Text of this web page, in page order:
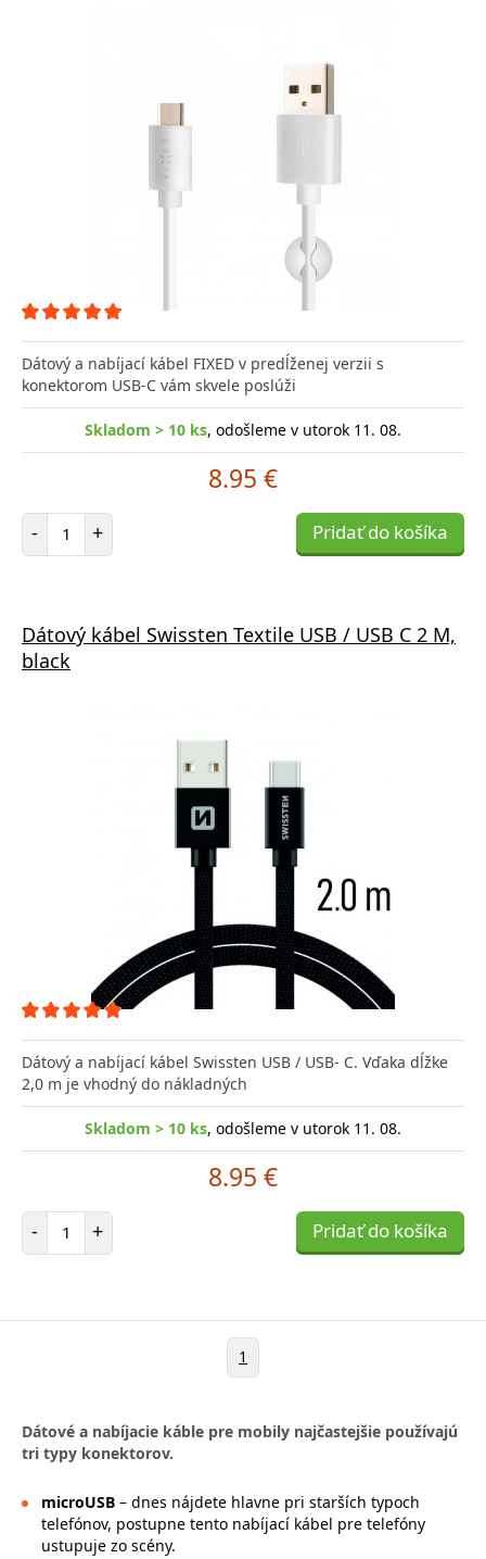
Dátový a nabíjací kábel FIXED v predĺženej verzii s
konektorom USB-C vám skvele poslúži
Skladom > 10 ks, odošleme v utorok 11. 08.
8.95 €
- Počet položiek
+ Pridať do košíka
Dátový kábel Swissten Textile USB / USB C 2 M,
black
Dátový a nabíjací kábel Swissten USB / USB- C. Vďaka dĺžke
2,0 m je vhodný do nákladných
Skladom > 10 ks, odošleme v utorok 11. 08.
8.95 €
- Počet položiek
+ Pridať do košíka
1
Dátové a nabíjacie káble pre mobily najčastejšie používajú
tri typy konektorov.
microUSB – dnes nájdete hlavne pri starších typoch
telefónov, postupne tento nabíjací kábel pre telefóny
ustupuje zo scény.